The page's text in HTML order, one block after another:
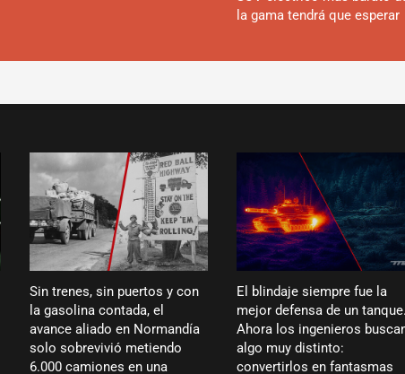
la gama tendrá que esperar
Sin trenes, sin puertos y con
la gasolina contada, el
avance aliado en Normandía
solo sobrevivió metiendo
6.000 camiones en una
El blindaje siempre fue la
mejor defensa de un tanque.
Ahora los ingenieros
algo muy distinto:
convertirlos en fantasmas